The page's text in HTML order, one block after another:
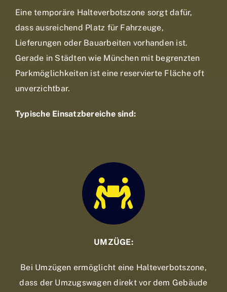
Eine temporäre Halteverbotszone sorgt dafür,
dass ausreichend Platz für Fahrzeuge,
Lieferungen oder Bauarbeiten vorhanden ist.
Gerade in Städten wie München mit begrenzten
Parkmöglichkeiten ist eine reservierte Fläche oft
unverzichtbar.
Typische Einsatzbereiche sind:
UMZÜGE:
Bei Umzügen ermöglicht eine Halteverbotszone,
dass der Umzugswagen direkt vor dem Gebäude